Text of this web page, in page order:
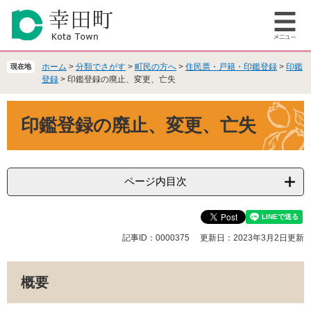
の
で
ー
ば
文
へ
メ
ー
現在地 ホーム > 分類でさがす > 町民の方へ > 住民票・戸籍・印鑑登録 > 印鑑
登録 > 印鑑登録の廃止、変更、亡失
印鑑登録の廃止、変更、亡失
ページ内目次
記事ID：0000375 更新日：2023年3月2日更新
概要